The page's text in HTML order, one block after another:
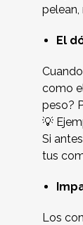
pelean,
El
como
peso?
💡
Si
tus
Los